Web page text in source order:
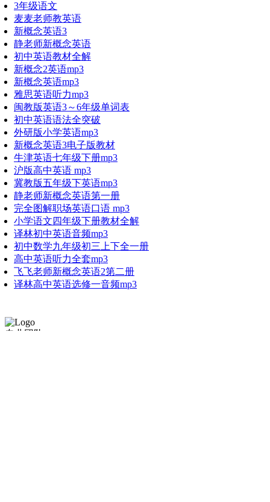
3年级语文
麦麦老师教英语
新概念英语3
静老师新概念英语
初中英语教材全解
新概念2英语mp3
新概念英语mp3
雅思英语听力mp3
闽教版英语3～6年级单词表
初中英语语法全突破
外研版小学英语mp3
新概念英语3电子版教材
牛津英语七年级下册mp3
沪版高中英语 mp3
冀教版五年级下英语mp3
静老师新概念英语第一册
完全图解职场英语口语 mp3
小学语文四年级下册教材全解
译林初中英语音频mp3
初中数学九年级初三上下全一册
高中英语听力全套mp3
飞飞老师新概念英语2第二册
译林高中英语选修一音频mp3
专业团队